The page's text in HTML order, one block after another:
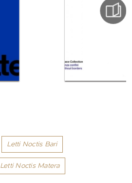
Letti Noctis Bari
Letti Noctis Matera